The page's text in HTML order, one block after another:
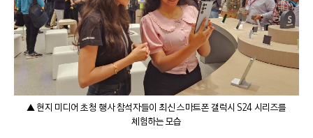
▲ 현지 미디어 초청 행사 참석자들이 최신 스마트폰 갤럭시 S24 시리즈를
체험하는 모습